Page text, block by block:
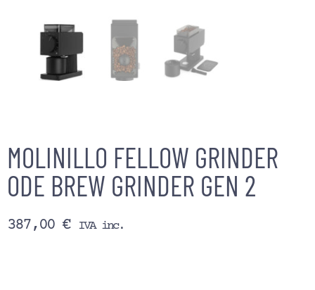
MOLINILLO FELLOW GRINDER
ODE BREW GRINDER GEN 2
387,00 € IVA inc.